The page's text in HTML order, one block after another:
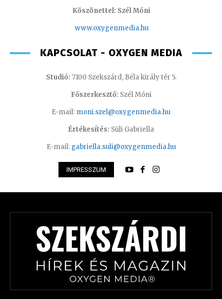
Köszönettel: Szél Móni
www.oxygenmedia.hu
KAPCSOLAT - OXYGEN MEDIA
Studió: 7100 Szekszárd, Béla király tér 5.
Főszerkesztő: Szél Móni
E-mail: moni.szel@oxygenmedia.hu
Értékesítés: Süli Gabriella
E-mail: gabriella.suli@oxygenmedia.hu
IMPRESSZUM